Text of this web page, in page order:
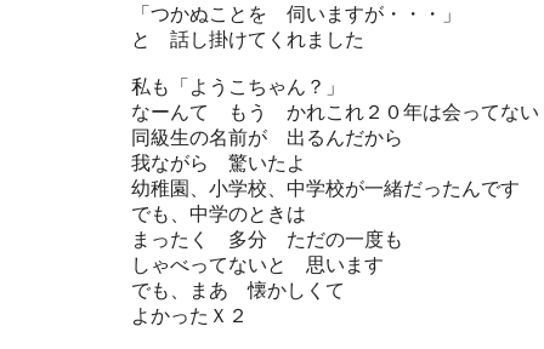
「つかぬことを 伺いますが・・・」
と 話し掛けてくれました
私も「ようこちゃん？」
なーんて もう かれこれ２０年は会ってない
同級生の名前が 出るんだから
我ながら 驚いたよ
幼稚園、小学校、中学校が一緒だったんです
でも、中学のときは
まったく 多分 ただの一度も
しゃべってないと 思います
でも、まあ 懐かしくて
よかったＸ２